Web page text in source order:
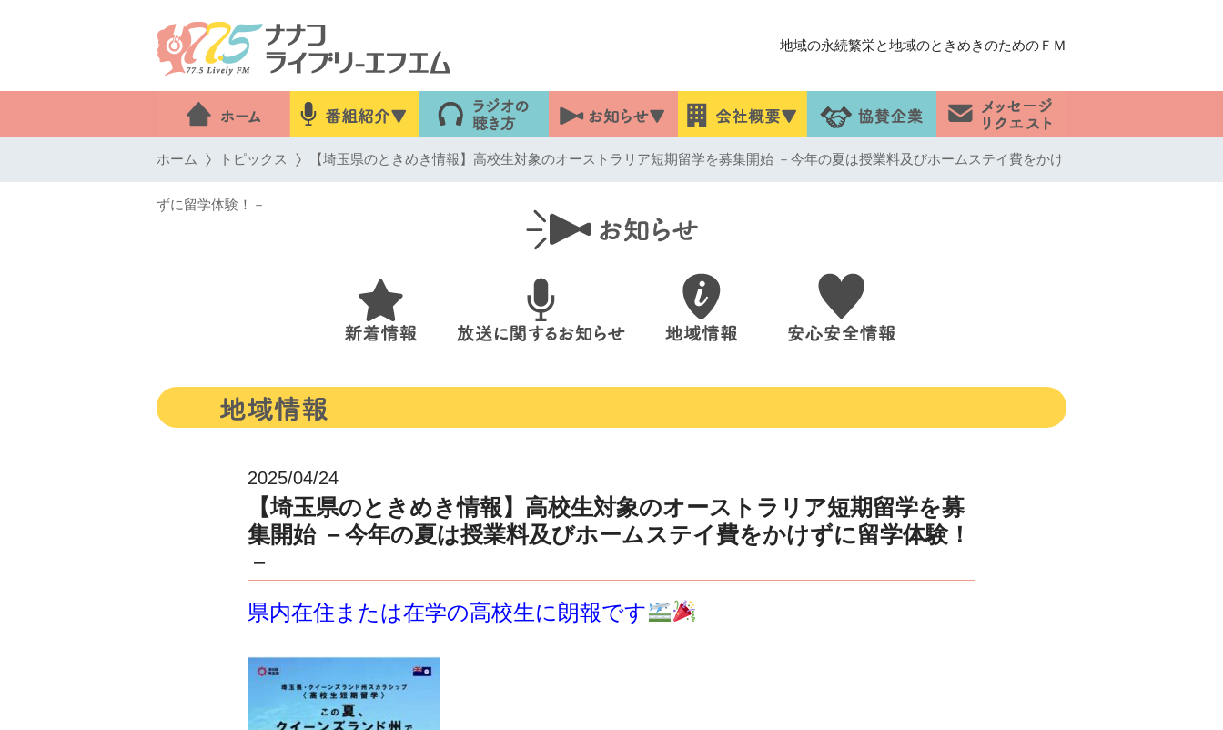
地域の永続繁栄と地域のときめきのためのＦＭ
ホーム トピックス 【埼玉県のときめき情報】高校生対象のオーストラリア短期留学を募集開始 －今年の夏は授業料及びホームステイ費をかけ
ずに留学体験！－
2025/04/24
【埼玉県のときめき情報】高校生対象のオーストラリア短期留学を募
集開始 －今年の夏は授業料及びホームステイ費をかけずに留学体験！
－
県内在住または在学の高校生に朗報です